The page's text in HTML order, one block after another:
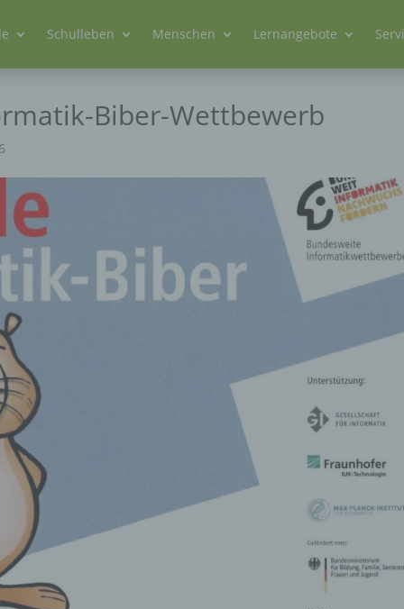
Schulleben Menschen Lernangebote
Biber-Wettbewerb